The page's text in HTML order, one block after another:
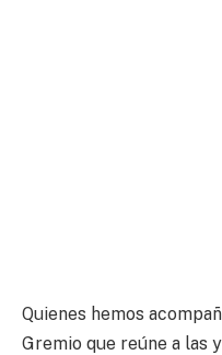
Quienes hemos
Gremio que reúne a las